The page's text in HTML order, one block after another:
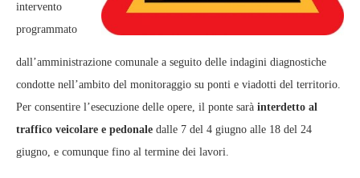
intervento
programmato
dall’amministrazione comunale a seguito delle indagini diagnostiche
condotte nell’ambito del monitoraggio su ponti e viadotti del territorio.
Per consentire l’esecuzione delle opere, il ponte sarà interdetto al
traffico veicolare e pedonale dalle 7 del 4 giugno alle 18 del 24
giugno, e comunque fino al termine dei lavori.